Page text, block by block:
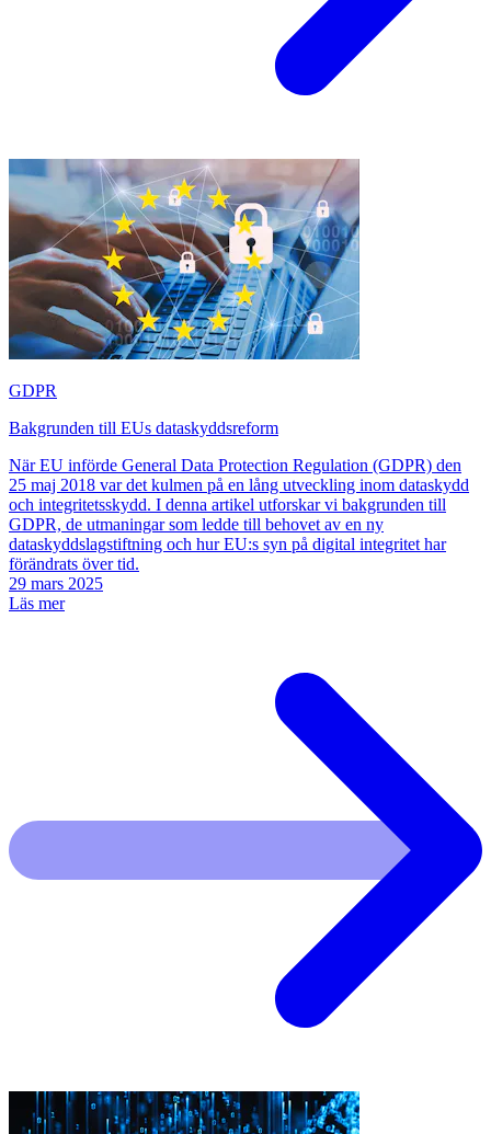
GDPR
Bakgrunden till EUs dataskyddsreform
När EU införde General Data Protection Regulation (GDPR) den
25 maj 2018 var det kulmen på en lång utveckling inom dataskydd
och integritetsskydd. I denna artikel utforskar vi bakgrunden till
GDPR, de utmaningar som ledde till behovet av en ny
dataskyddslagstiftning och hur EU:s syn på digital integritet har
förändrats över tid.
29 mars 2025
Läs mer